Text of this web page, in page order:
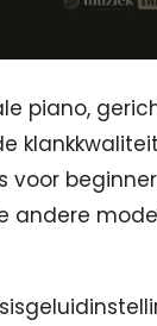
piano,
andere